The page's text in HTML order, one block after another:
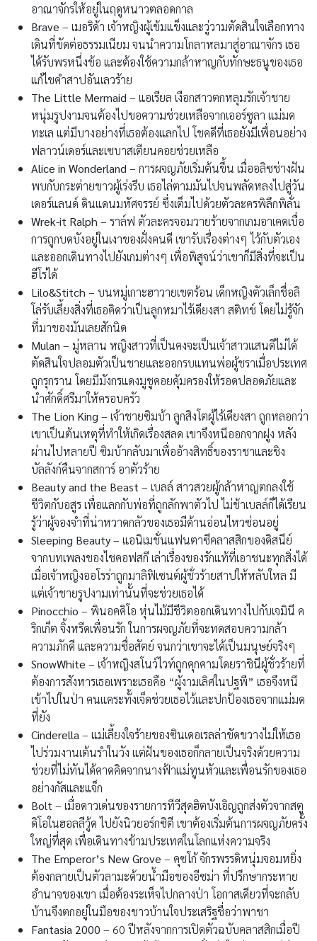
อาณาจักรให้อยู่ในฤดูหนาวตลอดกาล
Brave – เมอริด้า เจ้าหญิงผู้เข้มแข็งและวู่วามตัดสินใจเลือกทาง
เดินที่ขัดต่อธรรมเนียม จนนำความโกลาหลมาสู่อาณาจักร เธอ
ได้รับพรหนึ่งข้อ และต้องใช้ความกล้าหาญกับทักษะธนูของเธอ
แก้ไขคำสาปอันเลวร้าย
The Little Mermaid – แอเรียล เงือกสาวตกหลุมรักเจ้าชาย
หนุ่มรูปงามจนต้องไปขอความช่วยเหลือจากเออร์ซูลา แม่มด
ทะเล แต่มีบางอย่างที่เธอต้องแลกไป โชคดีที่เธอยังมีเพื่อนอย่าง
ฟลาวน์เดอร์และเซบาสเตียนคอยช่วยเหลือ
Alice in Wonderland – การผจญภัยเริ่มต้นขึ้น เมื่ออลิซช่างฝัน
พบกับกระต่ายขาวผู้เร่งรีบ เธอไล่ตามมันไปจนพลัดหลงไปสู่วัน
เดอร์แลนด์ ดินแดนมหัศจรรย์ ซึ่งเต็มไปด้วยตัวละครพิลึกพิลั่น
Wrek-it Ralph – ราล์ฟ ตัวละครจอมวายร้ายจากเกมอาเคดเบื่อ
การถูกบดบังอยู่ในเงาของฝั่งคนดี เขารับเรื่องต่างๆ ไว้กับตัวเอง
และออกเดินทางไปยังเกมต่างๆ เพื่อพิสูจน์ว่าเขาก็มีสิ่งที่จะเป็น
ฮีโร่ได้
Lilo&Stitch – บนหมู่เกาะฮาวายเขตร้อน เด็กหญิงตัวเล็กชื่อลิ
โล่รับเลี้ยงสิ่งที่เธอคิดว่าเป็นลูกหมาไร้เดียงสา สติทช์ โดยไม่รู้จัก
ที่มาของมันเลยสักนิด
Mulan – มู่หลาน หญิงสาวที่เป็นคงจะเป็นเจ้าสาวแสนดีไม่ได้
ตัดสินใจปลอมตัวเป็นชายและออกรบแทนพ่อผู้ชราเมื่อประเทศ
ถูกรุกราน โดยมีมังกรแดงมูชูคอยคุ้มครองให้รอดปลอดภัยและ
นำศักดิ์ศรีมาให้ครอบครัว
The Lion King – เจ้าชายซิมบ้า ลูกสิงโตผู้ไร้เดียงสา ถูกหลอกว่า
เขาเป็นต้นเหตุที่ทำให้เกิดเรื่องสลด เขาจึงหนีออกจากฝูง หลัง
ผ่านไปหลายปี ซิมบ้ากลับมาเพื่ออ้างสิทธิ์ของราชาและชิง
บัลลังก์คืนจากสการ์ อาตัวร้าย
Beauty and the Beast – เบลล์ สาวสวยผู้กล้าหาญตกลงใช้
ชีวิตกับอสูร เพื่อแลกกับพ่อที่ถูกลักพาตัวไป ไม่ช้าเบลล์ก็ได้เรียน
รู้ว่าผู้จองจำที่น่าหวาดกลัวของเธอมีด้านอ่อนไหวซ่อนอยู่
Sleeping Beauty– แอนิเมชั่นแฟนตาซีคลาสสิกของดิสนีย์
จากบทเพลงของไชคอฟสกี เล่าเรื่องของรักแท้ที่เอาชนะทุกสิ่งได้
เมื่อเจ้าหญิงออโรร่าถูกมาลิฟิเซนต์ผู้ชั่วร้ายสาปให้หลับใหล มี
แต่เจ้าชายรูปงามเท่านั้นที่จะช่วยเธอได้
Pinocchio – พินอคคิโอ หุ่นไม้มีชีวิตออกเดินทางไปกับเจมินี ค
ริกเก็ต จิ้งหรีดเพื่อนรัก ในการผจญภัยที่จะทดสอบความกล้า
ความภักดี และความซื่อสัตย์ จนกว่าเขาจะได้เป็นมนุษย์จริงๆ
SnowWhite – เจ้าหญิงสโนว์ไวท์ถูกคุกคามโดยราชินีผู้ชั่วร้ายที่
ต้องการสังหารเธอเพราะเธอคือ “ผู้งามเลิศในปฐพี” เธอจึงหนี
เข้าไปในป่า คนแคระทั้งเจ็ดช่วยเธอไว้และปกป้องเธอจากแม่มด
ที่ยัง
Cinderella – แม่เลี้ยงใจร้ายของซินเดอเรลล่าขัดขวางไม่ให้เธอ
ไปร่วมงานเต้นรำในวัง แต่ฝันของเธอก็กลายเป็นจริงด้วยความ
ช่วยที่ไม่ทันได้คาดคิดจากนางฟ้าแม่ทูนหัวและเพื่อนรักของเธอ
อย่างกัสและแจ็ก
Bolt – เมื่อดาวเด่นของรายการทีวีสุดฮิตบังเอิญถูกส่งตัวจากสตู
ดิโอในฮอลลีวู้ด ไปยังนิวยอร์กซิตี เขาต้องเริ่มต้นการผจญภัยครั้ง
ใหญ่ที่สุด เพื่อเดินทางข้ามประเทศในโลกแห่งความจริง
The Emperor’s New Grove – คุซโก้ จักรพรรดิหนุ่มจอมหยิ่ง
ต้องกลายเป็นตัวลามะด้วยน้ำมือของอีซม่า ที่ปรึกษากระหาย
อำนาจของเขา เมื่อต้องระเห็จไปกลางป่า โอกาสเดียวที่จะกลับ
บ้านจึงตกอยู่ในมือของชาวบ้านใจประเสริฐชื่อว่าพาชา
Fantasia 2000 – 60 ปีหลังจากการเปิดตัวฉบับคลาสสิกเมื่อปี